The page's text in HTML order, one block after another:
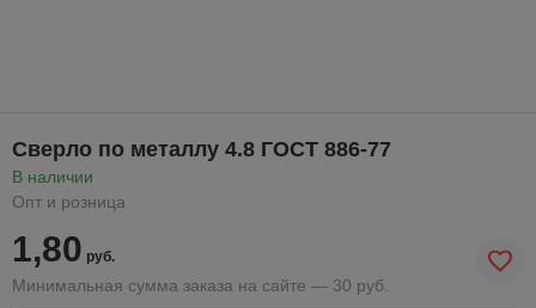
Сверло по металлу 4.8 ГОСТ 886-77
В наличии
Опт и розница
1,80 руб.
Минимальная сумма заказа на сайте — 30 руб.